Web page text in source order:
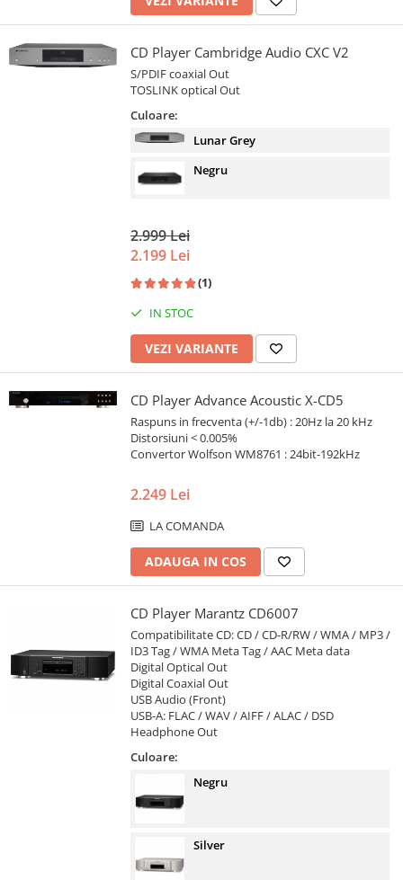
CD Player Cambridge Audio CXC V2
S/PDIF coaxial Out
TOSLINK optical Out
Culoare:
Lunar Grey
Negru
2.999 Lei
2.199 Lei
(1)
IN STOC
VEZI VARIANTE
CD Player Advance Acoustic X-CD5
Raspuns in frecventa (+/-1db) : 20Hz la 20 kHz
Distorsiuni < 0.005%
Convertor Wolfson WM8761 : 24bit-192kHz
2.249 Lei
LA COMANDA
ADAUGA IN COS
CD Player Marantz CD6007
Compatibilitate CD: CD / CD-R/RW / WMA / MP3 /
ID3 Tag / WMA Meta Tag / AAC Meta data
Digital Optical Out
Digital Coaxial Out
USB Audio (Front)
USB-A: FLAC / WAV / AIFF / ALAC / DSD
Headphone Out
Culoare:
Negru
Silver